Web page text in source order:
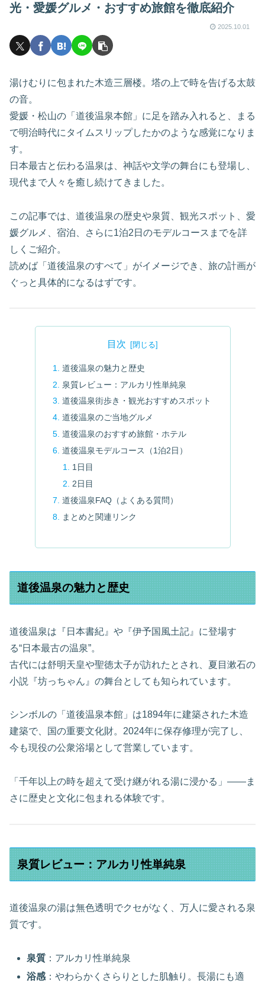
光・愛媛グルメ・おすすめ旅館を徹底紹介
2025.10.01
湯けむりに包まれた木造三層楼。塔の上で時を告げる太鼓
の音。
愛媛・松山の「道後温泉本館」に足を踏み入れると、まる
で明治時代にタイムスリップしたかのような感覚になりま
す。
日本最古と伝わる温泉は、神話や文学の舞台にも登場し、
現代まで人々を癒し続けてきました。
この記事では、道後温泉の歴史や泉質、観光スポット、愛
媛グルメ、宿泊、さらに1泊2日のモデルコースまでを詳
しくご紹介。
読めば「道後温泉のすべて」がイメージでき、旅の計画が
ぐっと具体的になるはずです。
目次
道後温泉の魅力と歴史
泉質レビュー：アルカリ性単純泉
道後温泉街歩き・観光おすすめスポット
道後温泉のご当地グルメ
道後温泉のおすすめ旅館・ホテル
道後温泉モデルコース（1泊2日）
1日目
2日目
道後温泉FAQ（よくある質問）
まとめと関連リンク
道後温泉の魅力と歴史
道後温泉は『日本書紀』や『伊予国風土記』に登場す
る“日本最古の温泉”。
古代には舒明天皇や聖徳太子が訪れたとされ、夏目漱石の
小説『坊っちゃん』の舞台としても知られています。
シンボルの「道後温泉本館」は1894年に建築された木造
建築で、国の重要文化財。2024年に保存修理が完了し、
今も現役の公衆浴場として営業しています。
「千年以上の時を超えて受け継がれる湯に浸かる」――ま
さに歴史と文化に包まれる体験です。
泉質レビュー：アルカリ性単純泉
道後温泉の湯は無色透明でクセがなく、万人に愛される泉
質です。
泉質 ：アルカリ性単純泉
浴感 ：やわらかくさらりとした肌触り。長湯にも適